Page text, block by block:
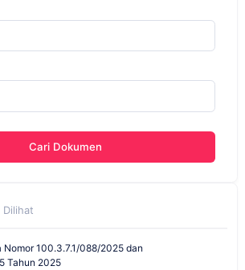
Cari Dokumen
Dilihat
Nomor 100.3.7.1/088/2025 dan
Tahun 2025